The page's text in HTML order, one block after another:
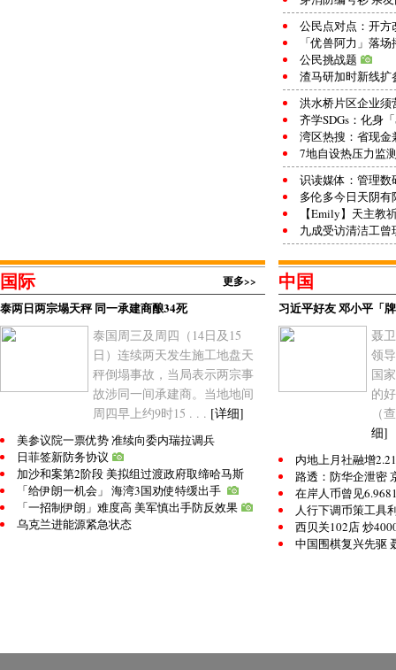
公民点对点：开方
「优兽阿力」落
公民挑战题
渣马研加时新线扩
洪水桥片区企业须
齐学SDGs：化身
湾区热搜：省现金
7地自设热压力监
识读媒体：管理数
多伦多今日天阴
【Emily】天主教
九成受访清洁工
国际 更多>>
泰两日两宗塌天秤 同一承建商酿34死
泰国周三及周四（14日及15
日）连续两天发生施工地盘天
秤倒塌事故，当局表示两宗事
故涉同一间承建商。当地地间
周四早上约9时15 . . . [详细]
美参议院一票优势 准续向委内瑞拉调兵
日菲签新防务协议
加沙和案第2阶段 美拟组过渡政府取缔哈马斯
「给伊朗一机会」 海湾3国劝使特缓出手
「一招制伊朗」难度高 美军慎出手防反效果
乌克兰进能源紧急状态
中国
习近平好友 邓小平「
聂
领
国
的
（
细]
内地上月社融增
路透：防华企泄密
在岸人币曾见
人行下调币策工具
西贝关102店 炒
中国围棋复兴先驱